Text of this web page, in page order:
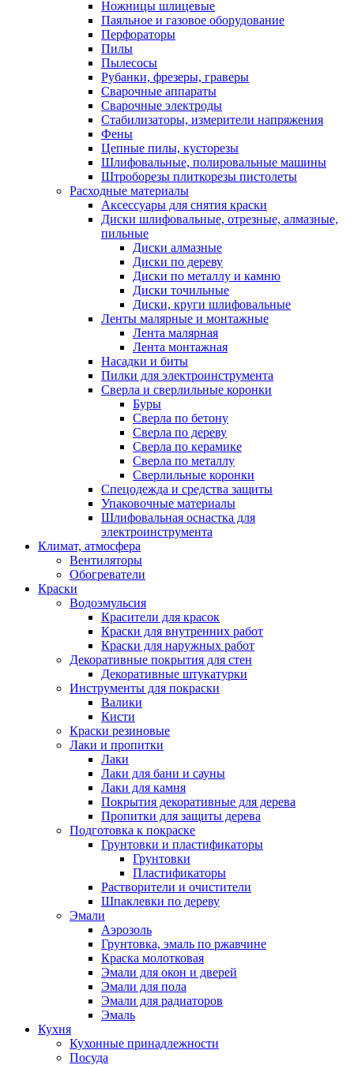
Ножницы шлицевые
Паяльное и газовое оборудование
Перфораторы
Пилы
Пылесосы
Рубанки, фрезеры, граверы
Сварочные аппараты
Сварочные электроды
Стабилизаторы, измерители напряжения
Фены
Цепные пилы, кусторезы
Шлифовальные, полировальные машины
Штроборезы плиткорезы пистолеты
Расходные материалы
Аксессуары для снятия краски
Диски шлифовальные, отрезные, алмазные,
пильные
Диски алмазные
Диски по дереву
Диски по металлу и камню
Диски точильные
Диски, круги шлифовальные
Ленты малярные и монтажные
Лента малярная
Лента монтажная
Насадки и биты
Пилки для электроинструмента
Сверла и сверлильные коронки
Буры
Сверла по бетону
Сверла по дереву
Сверла по керамике
Сверла по металлу
Сверлильные коронки
Спецодежда и средства защиты
Упаковочные материалы
Шлифовальная оснастка для
электроинструмента
Климат, атмосфера
Вентиляторы
Обогреватели
Краски
Водоэмульсия
Красители для красок
Краски для внутренних работ
Краски для наружных работ
Декоративные покрытия для стен
Декоративные штукатурки
Инструменты для покраски
Валики
Кисти
Краски резиновые
Лаки и пропитки
Лаки
Лаки для бани и сауны
Лаки для камня
Покрытия декоративные для дерева
Пропитки для защиты дерева
Подготовка к покраске
Грунтовки и пластификаторы
Грунтовки
Пластификаторы
Растворители и очистители
Шпаклевки по дереву
Эмали
Аэрозоль
Грунтовка, эмаль по ржавчине
Краска молотковая
Эмали для окон и дверей
Эмали для пола
Эмали для радиаторов
Эмаль
Кухня
Кухонные принадлежности
Посуда